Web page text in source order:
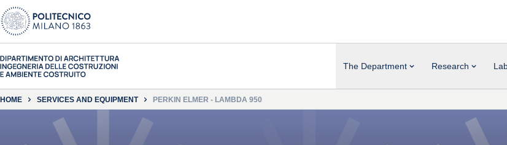
The Department Research
HOME SERVICES AND EQUIPMENT PERKIN ELMER - LAMBDA 950